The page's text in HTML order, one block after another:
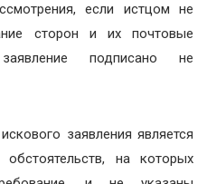
если истцом не
сторон и их почтовые
подписано не
заявления является
обстоятельств, на которых